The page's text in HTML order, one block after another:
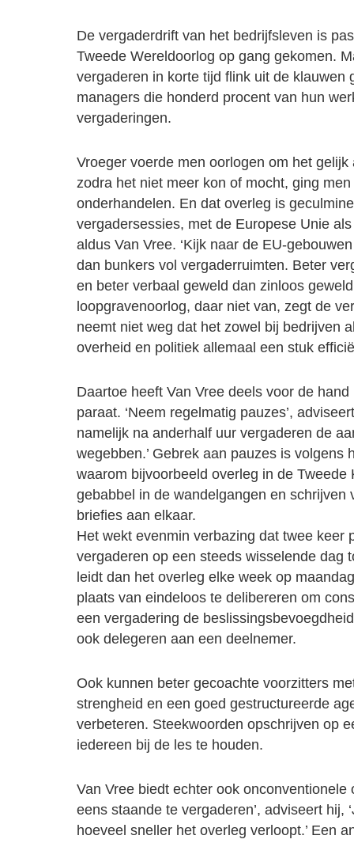
De vergaderdrift van het bedrijfsleven is
Tweede Wereldoorlog op gang gekomen.
vergaderen in korte tijd flink uit de klauwen
managers die honderd procent van hun
vergaderingen.
Vroeger voerde men oorlogen om het
zodra het niet meer kon of mocht, ging
onderhandelen. En dat overleg is
vergadersessies, met de Europese Unie
aldus Van Vree. ‘Kijk naar de EU-
dan bunkers vol vergaderruimten. Beter
en beter verbaal geweld dan zinloos
loopgravenoorlog, daar niet van, zegt de
neemt niet weg dat het zowel bij bedrijven
overheid en politiek allemaal een stuk
Daartoe heeft Van Vree deels voor de
paraat. ‘Neem regelmatig pauzes’,
namelijk na anderhalf uur vergaderen de
wegebben.’ Gebrek aan pauzes is volgens
waarom bijvoorbeeld overleg in de Tweede
gebabbel in de wandelgangen en schrijven
briefies aan elkaar.
Het wekt evenmin verbazing dat twee keer
vergaderen op een steeds wisselende dag
leidt dan het overleg elke week op
plaats van eindeloos te delibereren om
een vergadering de
ook delegeren aan een deelnemer.
Ook kunnen beter gecoachte voorzitters
strengheid en een goed gestructureerde
verbeteren. Steekwoorden opschrijven op
iedereen bij de les te houden.
Van Vree biedt echter ook onconventionele
eens staande te vergaderen’, adviseert hij,
hoeveel sneller het overleg verloopt.’ Een